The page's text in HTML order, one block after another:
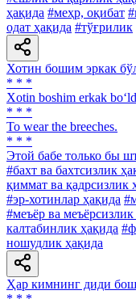
ҳақида #меҳр, оқибат
одат ҳақида #тўғрилик
Хотин бошим эркак
* * *
Xotin boshim erkak
* * *
To wear the breeches.
* * *
Этой бабе только бы
#бахт ва бахтсизлик
қиммат ва қадрсизлик
#эр-хотинлар ҳақида
#меъёр ва меъёрсизлик
калтабинлик ҳақида
ношудлик ҳақида
Ҳар кимнинг диди
* * *